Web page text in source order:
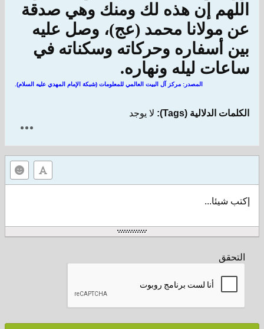
اللهم إن هذه لك ومنك وهي صدقة
عن مولانا محمد (عج)، وصل عليه
بين أسفاره وحركاته وسكناته في
ساعات ليله ونهاره.
المصدر: مركز آل البيت العالمي للمعلومات (شبكة الإمام المهدي عليه السلام).
الكلمات الدلالية (Tags): لا يوجد
إكتب شيئا...
التحقق